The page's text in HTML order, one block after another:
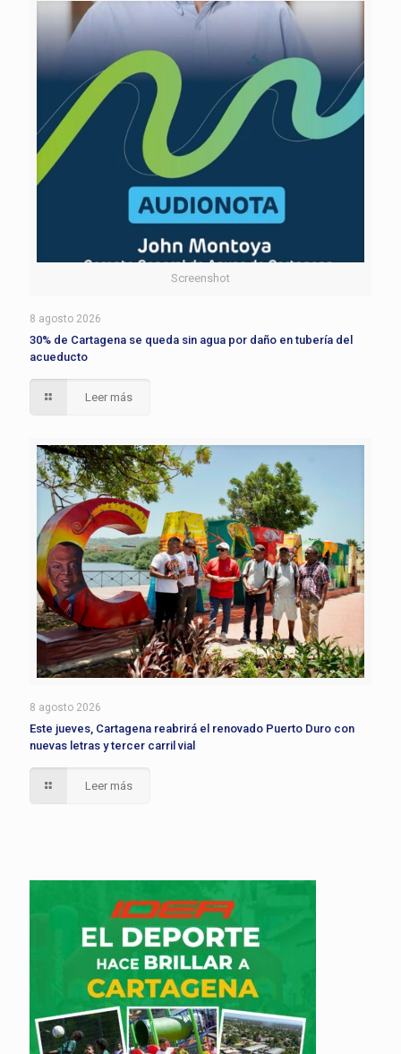
Screenshot
8 agosto 2026
30% de Cartagena se queda sin agua por daño en tubería del
acueducto
Leer más
8 agosto 2026
Este jueves, Cartagena reabrirá el renovado Puerto Duro con
nuevas letras y tercer carril vial
Leer más